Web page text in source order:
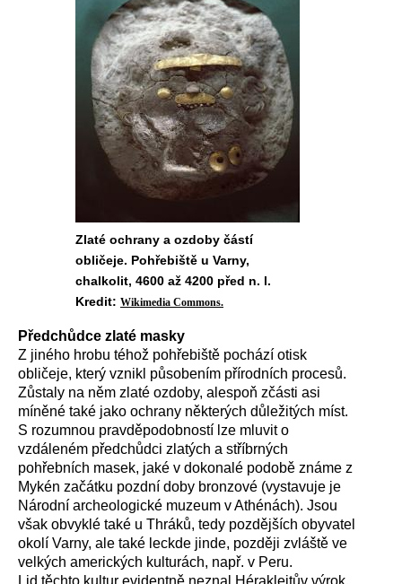
Zlaté ochrany a ozdoby částí
obličeje. Pohřebiště u Varny,
chalkolit, 4600 až 4200 před n. l.
Kredit: Wikimedia Commons.
Předchůdce zlaté masky
Z jiného hrobu téhož pohřebiště pochází otisk
obličeje, který vznikl působením přírodních procesů.
Zůstaly na něm zlaté ozdoby, alespoň zčásti asi
míněné také jako ochrany některých důležitých míst.
S rozumnou pravděpodobností lze mluvit o
vzdáleném předchůdci zlatých a stříbrných
pohřebních masek, jaké v dokonalé podobě známe z
Mykén začátku pozdní doby bronzové (vystavuje je
Národní archeologické muzeum v Athénách). Jsou
však obvyklé také u Thráků, tedy pozdějších obyvatel
okolí Varny, ale také leckde jinde, později zvláště ve
velkých amerických kulturách, např. v Peru.
Lid těchto kultur evidentně neznal Hérakleitův výrok,